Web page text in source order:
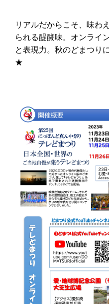
リアルだからこそ、味わ
られる醍醐味。オンライ
と表現力。 秋のどまつり
★